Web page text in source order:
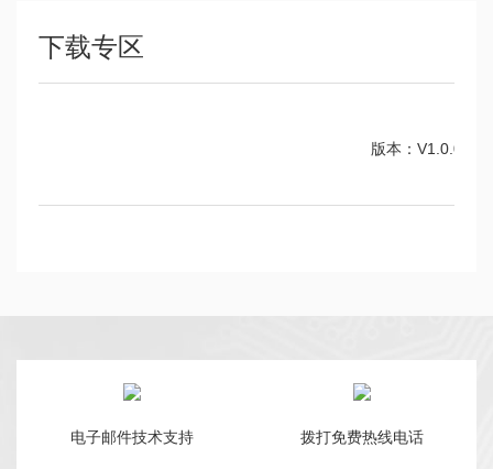
下载专区
版本：V1.0.0
电子邮件技术支持 拨打免费热线电话